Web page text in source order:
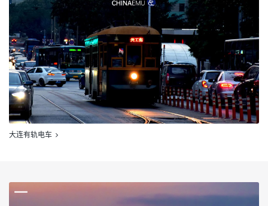
大连有轨电车